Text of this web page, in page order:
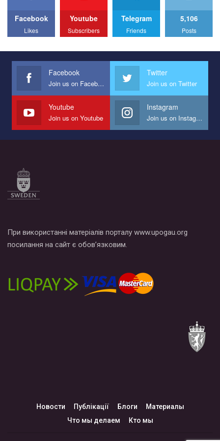
All you have to do is to press "Like" below the video.
Эмоционально сильный ролик от команды "Гей-альянс
представляющий программу развития организации.
Мы просим вас поддержать нас и помочь нам реализовать
наш план по борьбе с насилием и дискриминацией на почве
СОГИ в Украине.
Все, что вам нужно сделать - это зайти на наш канал YouTube
по этой ссылке и поставить лайк под видео.
Facebook
Likes
Youtube
Subscribers
Telegram
Friends
5,106
Posts
Facebook
Join us on Facebook
Twitter
Join us on Twitter
Youtube
Join us on Youtube
Instagram
Join us on Instagram
При використанні матеріалів порталу www.upogau.org
посилання на сайт є обов’язковим.
Новости Публікації Блоги
Материалы
Что мы делаем
Кто мы